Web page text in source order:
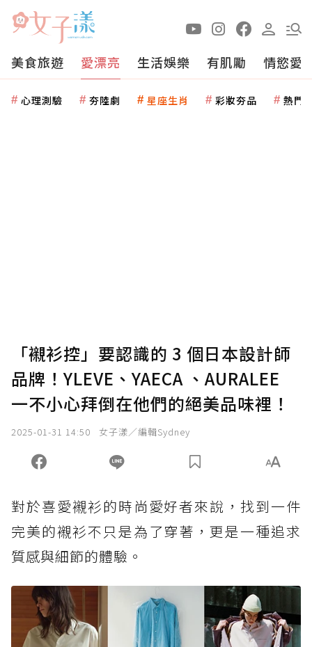
美食旅遊 愛漂亮 生活娛樂 有肌勵 情慾愛
心理測驗 夯陸劇 星座生肖 彩妝夯品 熱門
「襯衫控」要認識的 3 個日本設計師
品牌！YLEVE、YAECA 、AURALEE
一不小心拜倒在他們的絕美品味裡！
2025-01-31 14:50 女子漾／編輯Sydney
對於喜愛襯衫的時尚愛好者來說，找到一件
完美的襯衫不只是為了穿著，更是一種追求
質感與細節的體驗。